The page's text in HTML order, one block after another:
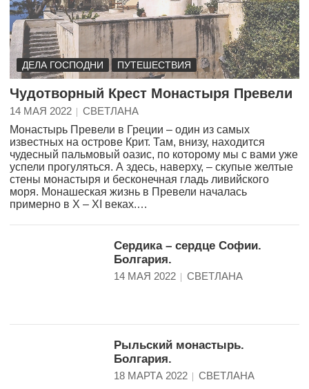
ДЕЛА ГОСПОДНИ ПУТЕШЕСТВИЯ
Чудотворный Крест Монастыря Превели
14 МАЯ 2022
СВЕТЛАНА
Монастырь Превели в Греции – один из самых
известных на острове Крит. Там, внизу, находится
чудесный пальмовый оазис, по которому мы с вами уже
успели прогуляться. А здесь, наверху, – скупые желтые
стены монастыря и бесконечная гладь ливийского
моря. Монашеская жизнь в Превели началась
примерно в X – XI веках.…
Сердика – сердце Софии.
Болгария.
14 МАЯ 2022 СВЕТЛАНА
Рыльский монастырь.
Болгария.
18 МАРТА 2022 СВЕТЛАНА